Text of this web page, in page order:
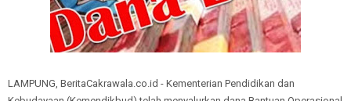
LAMPUNG, BeritaCakrawala.co.id - Kementerian Pendidikan dan